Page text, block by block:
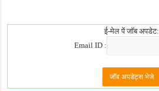
ई-मेल पें जॉब अपडेट:
Email ID :